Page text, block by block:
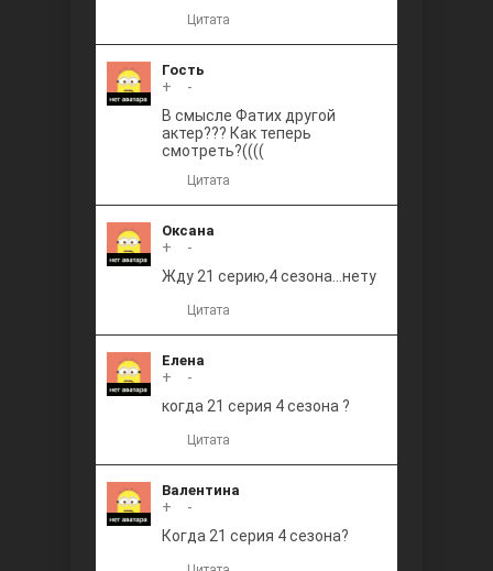
Цитата
Гость
+
-
В смысле Фатих другой
актер??? Как теперь
смотреть?((((
Цитата
Оксана
+
-
Жду 21 серию,4 сезона...нету
Цитата
Елена
+
-
когда 21 серия 4 сезона ?
Цитата
Валентина
+
-
Когда 21 серия 4 сезона?